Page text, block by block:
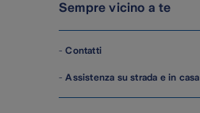
Sempre vicino a te
-Contatti
-Assistenza su strada e in casa